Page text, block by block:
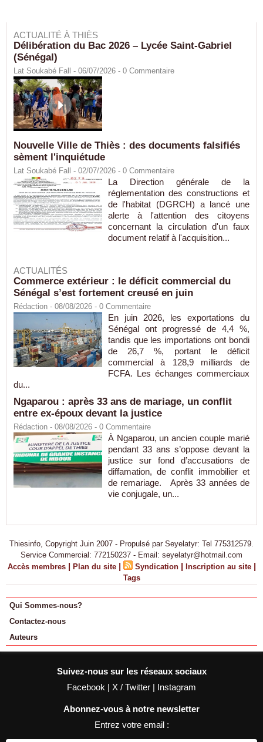
ACTUALITÉ À THIÈS
Délibération du Bac 2026 – Lycée Saint-Gabriel
(Sénégal)
Lat Soukabé Fall - 06/07/2026 - 0 Commentaire
Nouvelle Ville de Thiès : des documents falsifiés
sèment l'inquiétude
Lat Soukabé Fall - 02/07/2026 - 0 Commentaire
La Direction générale de la
réglementation des constructions et
de l'habitat (DGRCH) a lancé une
alerte à l'attention des citoyens
concernant la circulation d'un faux
document relatif à l'acquisition...
ACTUALITÉS
Commerce extérieur : le déficit commercial du
Sénégal s’est fortement creusé en juin
Rédaction - 08/08/2026 - 0 Commentaire
En juin 2026, les exportations du
Sénégal ont progressé de 4,4 %,
tandis que les importations ont bondi
de 26,7 %, portant le déficit
commercial à 128,9 milliards de
FCFA. Les échanges commerciaux
du...
Ngaparou : après 33 ans de mariage, un conflit
entre ex-époux devant la justice
Rédaction - 08/08/2026 - 0 Commentaire
À Ngaparou, un ancien couple marié
pendant 33 ans s’oppose devant la
justice sur fond d’accusations de
diffamation, de conflit immobilier et
de remariage. Après 33 années de
vie conjugale, un...
Thiesinfo, Copyright Juin 2007 - Propulsé par Seyelatyr: Tel 775312579.
Service Commercial: 772150237 - Email: seyelatyr@hotmail.com
Accès membres | Plan du site | Syndication | Inscription au site |
Tags
Qui Sommes-nous?
Contactez-nous
Auteurs
Suivez-nous sur les réseaux sociaux
Facebook | X / Twitter | Instagram
Abonnez-vous à notre newsletter
Entrez votre email :